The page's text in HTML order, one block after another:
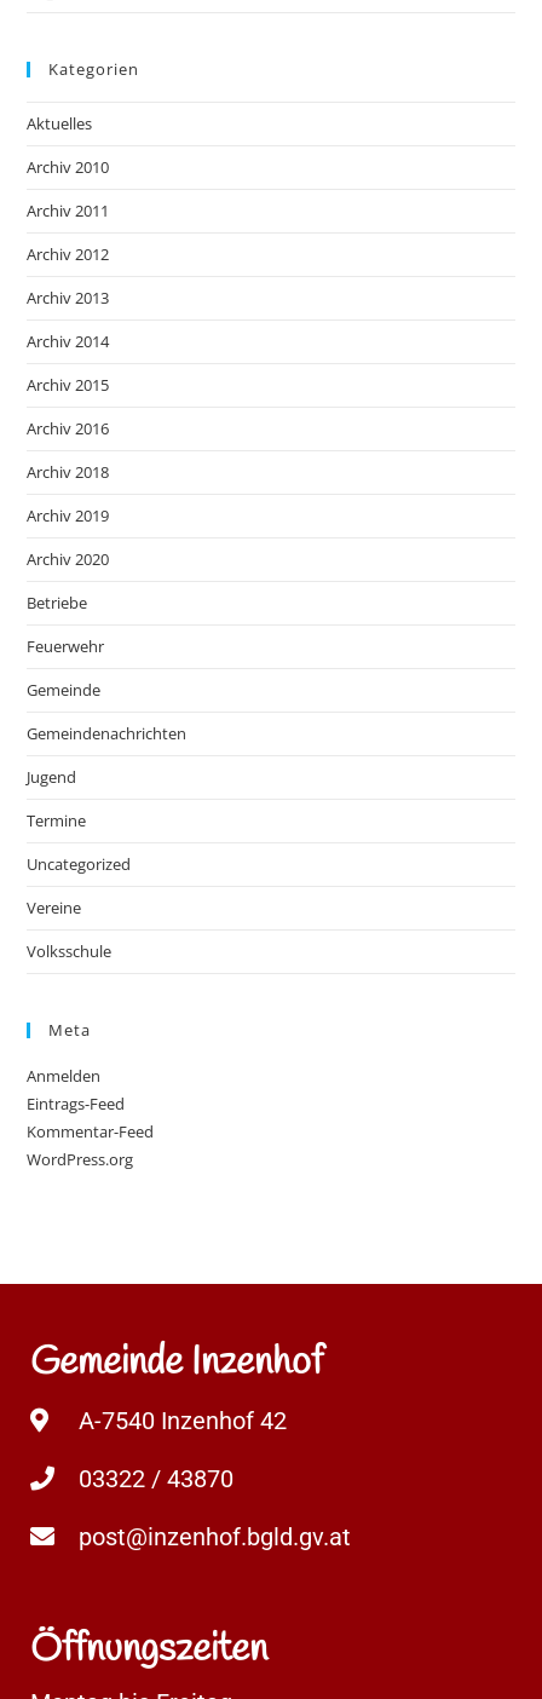
Kategorien
Aktuelles
Archiv 2010
Archiv 2011
Archiv 2012
Archiv 2013
Archiv 2014
Archiv 2015
Archiv 2016
Archiv 2018
Archiv 2019
Archiv 2020
Betriebe
Feuerwehr
Gemeinde
Gemeindenachrichten
Jugend
Termine
Uncategorized
Vereine
Volksschule
Meta
Anmelden
Eintrags-Feed
Kommentar-Feed
WordPress.org
Gemeinde Inzenhof
A-7540 Inzenhof 42
03322 / 43870
post@inzenhof.bgld.gv.at
Öffnungszeiten